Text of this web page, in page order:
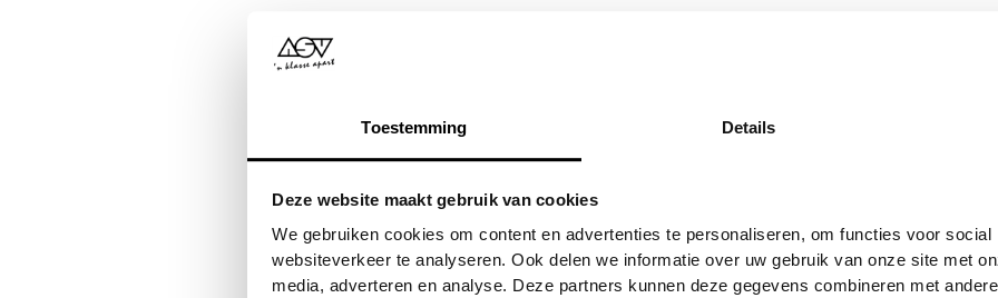
Toestemming Details
Deze website maakt gebruik van cookies
We gebruiken cookies om content en advertenties te personaliseren, om functies voor
websiteverkeer te analyseren. Ook delen we informatie over uw gebruik van onze site met
media, adverteren en analyse. Deze partners kunnen deze gegevens combineren met
Application error: aclient-side exception has occurred while loadingwww.asv.nl(see the